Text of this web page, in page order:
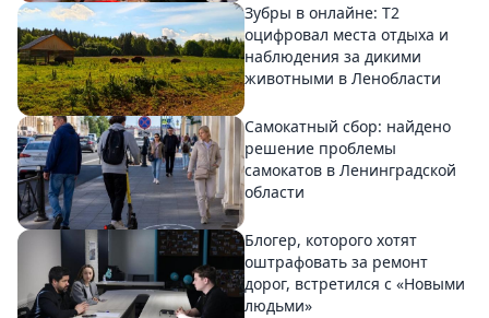
Зубры в онлайне: Т2
оцифровал места отдыха и
наблюдения за дикими
животными в Ленобласти
Самокатный сбор: найдено
решение проблемы
самокатов в Ленинградской
области
Блогер, которого хотят
оштрафовать за ремонт
дорог, встретился с «Новыми
людьми»